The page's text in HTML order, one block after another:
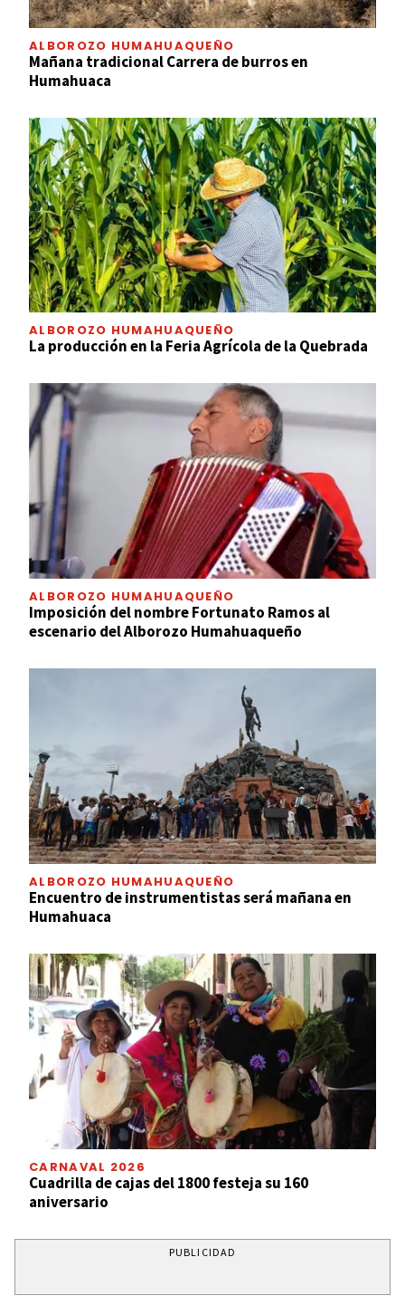
ALBOROZO HUMAHUAQUEÑO
Mañana tradicional Carrera de burros en
Humahuaca
ALBOROZO HUMAHUAQUEÑO
La producción en la Feria Agrícola de la Quebrada
ALBOROZO HUMAHUAQUEÑO
Imposición del nombre Fortunato Ramos al
escenario del Alborozo Humahuaqueño
ALBOROZO HUMAHUAQUEÑO
Encuentro de instrumentistas será mañana en
Humahuaca
CARNAVAL 2026
Cuadrilla de cajas del 1800 festeja su 160
aniversario
PUBLICIDAD